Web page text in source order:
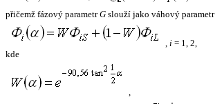
přičemž fázový parametrG slouží jako váhový
, i = 1, 2,
kde
,